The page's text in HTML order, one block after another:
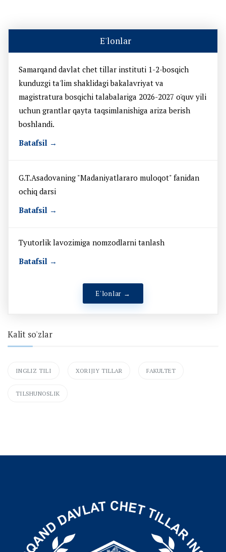
E'lonlar
Samarqand davlat chet tillar instituti 1-2-bosqich
kunduzgi ta'lim shaklidagi bakalavriyat va
magistratura bosqichi talabalariga 2026-2027 o'quv yili
uchun grantlar qayta taqsimlanishiga ariza berish
boshlandi.
Batafsil →
G.T.Asadovaning "Madaniyatlararo muloqot" fanidan
ochiq darsi
Batafsil →
Tyutorlik lavozimiga nomzodlarni tanlash
Batafsil →
E'lonlar →
Kalit so'zlar
INGLIZ TILI XORIJIY TILLAR FAKULTET
TILSHUNOSLIK